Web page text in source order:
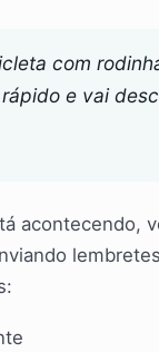
com
e vai
acontecendo,